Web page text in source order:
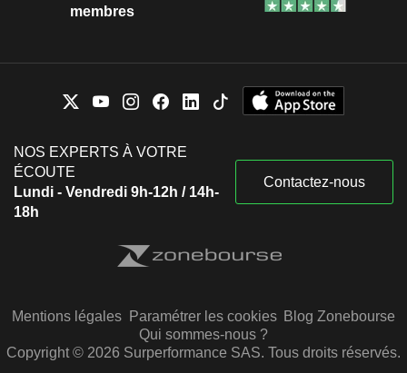
membres
NOS EXPERTS À VOTRE
ÉCOUTE
Lundi - Vendredi 9h-12h / 14h-
18h
Contactez-nous
Mentions légales Paramétrer les cookies Blog Zonebourse
Qui sommes-nous ?
Copyright © 2026 Surperformance SAS. Tous droits réservés.